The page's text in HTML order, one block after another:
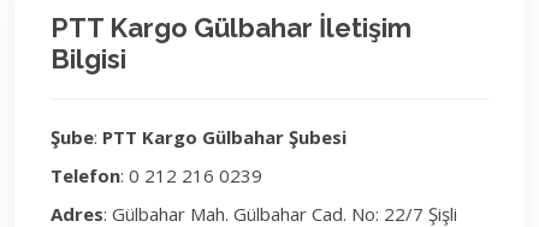
PTT Kargo Gülbahar İletişim
Bilgisi
Şube: PTT Kargo Gülbahar Şubesi
Telefon: 0 212 216 0239
Adres: Gülbahar Mah. Gülbahar Cad. No: 22/7 Şişli